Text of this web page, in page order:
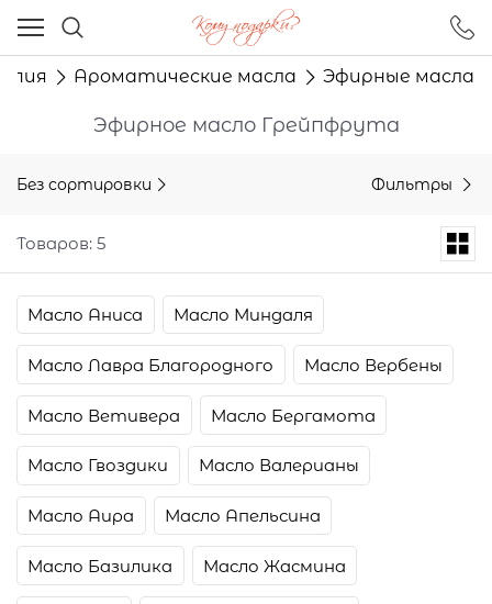
Ароматические масла Эфирные масла
Эфирное масло Грейпфрута
Без сортировки Фильтры
Товаров: 5
Масло Аниса Масло Миндаля
Масло Лавра Благородного Масло Вербены
Масло Ветивера Масло Бергамота
Масло Гвоздики Масло Валерианы
Масло Аира Масло Апельсина
Масло Базилика Масло Жасмина
Ваш город - Москва,
угадали?
ДА НЕТ